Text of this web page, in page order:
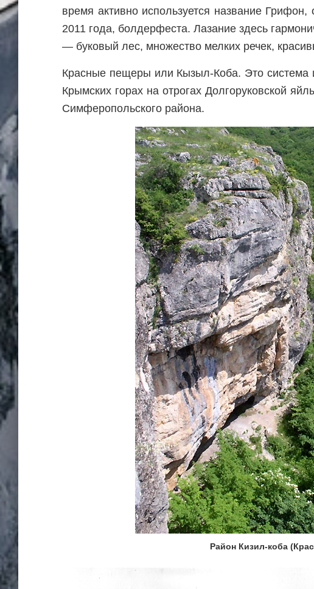
время активно используется название
2011 года, болдерфеста. Лазание здесь
— буковый лес, множество мелких речек,
Красные пещеры или Кызыл-Коба. Это система
Крымских горах на отрогах Долгоруковской
Симферопольского района.
Район Кизил-коба